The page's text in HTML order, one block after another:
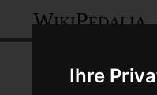
Ihre
WikiPedalia